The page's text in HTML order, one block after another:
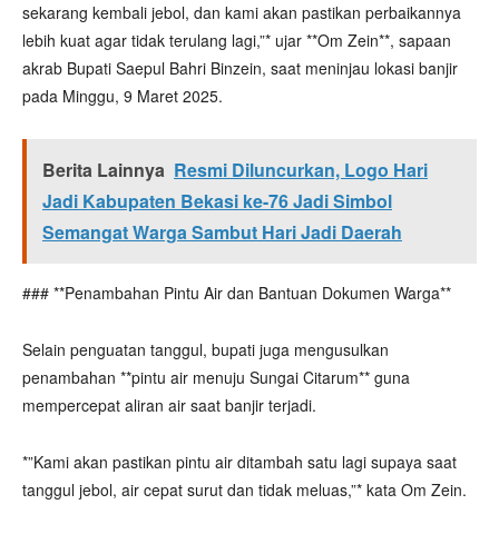
sekarang kembali jebol, dan kami akan pastikan perbaikannya
lebih kuat agar tidak terulang lagi,”* ujar **Om Zein**, sapaan
akrab Bupati Saepul Bahri Binzein, saat meninjau lokasi banjir
pada Minggu, 9 Maret 2025.
Berita Lainnya Resmi Diluncurkan, Logo Hari
Jadi Kabupaten Bekasi ke-76 Jadi Simbol
Semangat Warga Sambut Hari Jadi Daerah
### **Penambahan Pintu Air dan Bantuan Dokumen Warga**
Selain penguatan tanggul, bupati juga mengusulkan
penambahan **pintu air menuju Sungai Citarum** guna
mempercepat aliran air saat banjir terjadi.
*”Kami akan pastikan pintu air ditambah satu lagi supaya saat
tanggul jebol, air cepat surut dan tidak meluas,”* kata Om Zein.